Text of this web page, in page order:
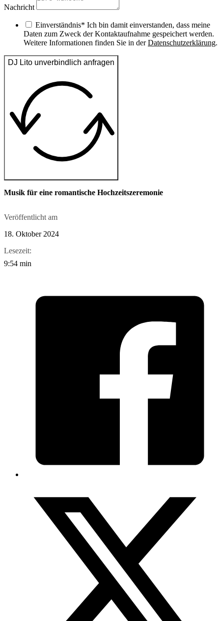
Nachricht
Einverständnis* Ich bin damit einverstanden, dass meine
Daten zum Zweck der Kontaktaufnahme gespeichert werden.
Weitere Informationen finden Sie in derDatenschutzerklärung.
DJ Lito unverbindlich anfragen
Musik für eine romantische Hochzeitszeremonie
Veröffentlicht am
18. Oktober 2024
Lesezeit:
9:54 min